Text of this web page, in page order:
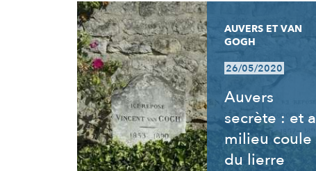
RÉSULTATS
AUVERS ET VAN
GOGH
26/05/2020
Auvers
secrète : et
milieu coule
du lierre